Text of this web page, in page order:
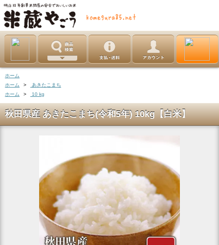
ホーム
ホーム
>
あきたこまち
ホーム
> 10 kg
秋田県産 あきたこまち(令和5年) 10kg【白米】